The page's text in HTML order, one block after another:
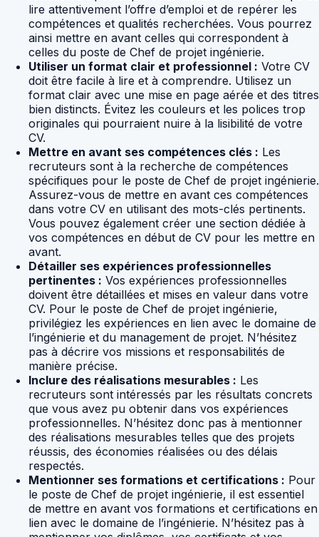
lire attentivement l’offre d’emploi et de repérer les
compétences et qualités recherchées. Vous pourrez
ainsi mettre en avant celles qui correspondent à
celles du poste de Chef de projet ingénierie.
Utiliser un format clair et professionnel : Votre CV
doit être facile à lire et à comprendre. Utilisez un
format clair avec une mise en page aérée et des titres
bien distincts. Évitez les couleurs et les polices trop
originales qui pourraient nuire à la lisibilité de votre
CV.
Mettre en avant ses compétences clés : Les
recruteurs sont à la recherche de compétences
spécifiques pour le poste de Chef de projet ingénierie.
Assurez-vous de mettre en avant ces compétences
dans votre CV en utilisant des mots-clés pertinents.
Vous pouvez également créer une section dédiée à
vos compétences en début de CV pour les mettre en
avant.
Détailler ses expériences professionnelles
pertinentes : Vos expériences professionnelles
doivent être détaillées et mises en valeur dans votre
CV. Pour le poste de Chef de projet ingénierie,
privilégiez les expériences en lien avec le domaine de
l’ingénierie et du management de projet. N’hésitez
pas à décrire vos missions et responsabilités de
manière précise.
Inclure des réalisations mesurables : Les
recruteurs sont intéressés par les résultats concrets
que vous avez pu obtenir dans vos expériences
professionnelles. N’hésitez donc pas à mentionner
des réalisations mesurables telles que des projets
réussis, des économies réalisées ou des délais
respectés.
Mentionner ses formations et certifications : Pour
le poste de Chef de projet ingénierie, il est essentiel
de mettre en avant vos formations et certifications en
lien avec le domaine de l’ingénierie. N’hésitez pas à